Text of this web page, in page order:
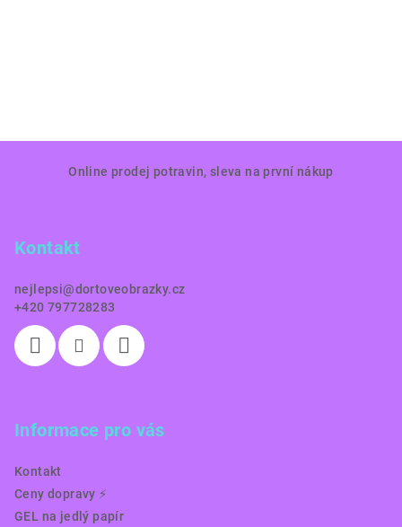
Online prodej potravin, sleva na první nákup
Kontakt
nejlepsi@dortoveobrazky.cz
+420 797728283
Informace pro vás
Kontakt
Ceny dopravy ⚡️
GEL na jedlý papír